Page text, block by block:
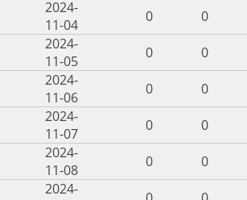
2024-
11-04
0 0
2024-
11-05
0 0
2024-
11-06
0 0
2024-
11-07
0 0
2024-
11-08
0 0
2024-